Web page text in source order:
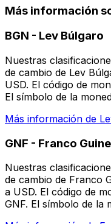
Más información
BGN - Lev Búlgaro
Nuestras
de cambio de Lev
USD. El código de
El símbolo de la
Más información de
GNF - Franco
Nuestras
de cambio de Franco
a USD. El código de
GNF. El símbolo de la